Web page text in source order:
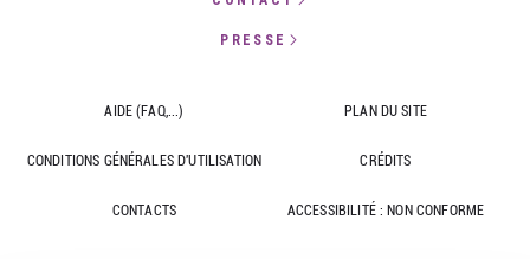
PRESSE
AIDE (FAQ,...) PLAN DU SITE
CONDITIONS GÉNÉRALES D'UTILISATION CRÉDITS
CONTACTS ACCESSIBILITÉ : NON CONFORME